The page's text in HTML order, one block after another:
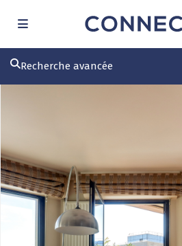
Recherche avancée